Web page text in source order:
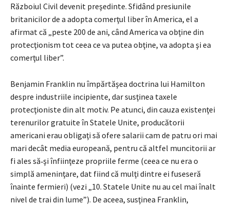
Războiul Civil devenit preşedinte. Sfidând presiu­nile
britanicilor de a adopta comerţul liber în America, el a
afirmat că „peste 200 de ani, când America va obţine din
protecţionism tot ceea ce va putea obţine, va adopta şi ea
comerţul liber”.
Benjamin Franklin nu împărtăşea doctrina lui Hamilton
despre indus­triile incipiente, dar susţinea taxele
protecţioniste din alt motiv. Pe atunci, din cauza existenţei
terenurilor gratuite în Statele Unite, producătorii
americani erau obligaţi să ofere salarii cam de patru ori mai
mari decât media euro­peană, pentru că altfel muncitorii ar
fi ales să‑şi înfiinţeze propriile ferme (ceea ce nu era o
simplă ameninţare, dat fiind că mulţi dintre ei fuseseră
înainte fer­mieri) (vezi „10. Statele Unite nu au cel mai înalt
nivel de trai din lume”). De aceea, susţinea Franklin,